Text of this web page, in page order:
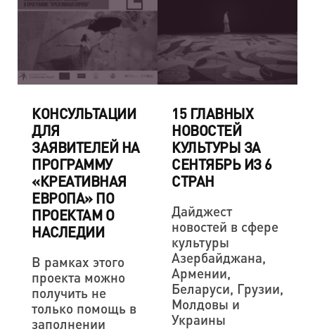
КОНСУЛЬТАЦИИ
ДЛЯ
ЗАЯВИТЕЛЕЙ НА
ПРОГРАММУ
«КРЕАТИВНАЯ
ЕВРОПА» ПО
ПРОЕКТАМ О
НАСЛЕДИИ
В рамках этого
проекта можно
получить не
только помощь в
заполнении
15 ГЛАВНЫХ
НОВОСТЕЙ
КУЛЬТУРЫ ЗА
СЕНТЯБРЬ ИЗ 6
СТРАН
Дайджест
новостей в сфере
культуры
Азербайджана,
Армении,
Беларуси, Грузии,
Молдовы и
Украины